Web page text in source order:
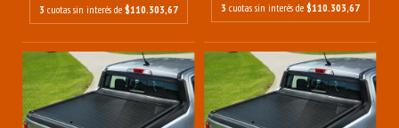
3 cuotas sin interés de $110.303,67 3 cuotas sin interés de $110.303,67